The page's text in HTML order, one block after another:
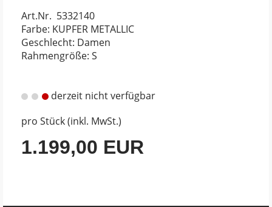
Art.Nr. 5332140
Farbe: KUPFER METALLIC
Geschlecht: Damen
Rahmengröße: S
derzeit nicht verfügbar
pro Stück (inkl. MwSt.)
1.199,00 EUR